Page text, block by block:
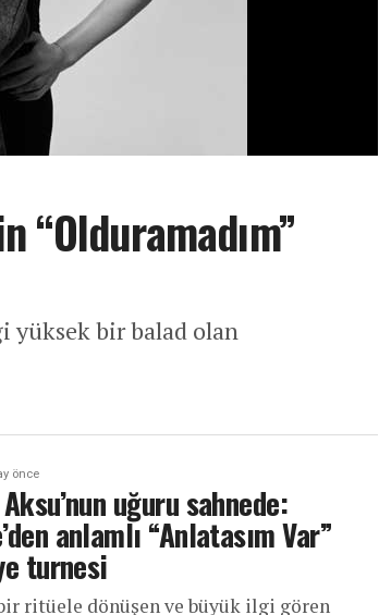
“Olduramadım”
yüksek bir balad olan
önce
uğuru sahnede:
anlamlı “Anlatasım Var”
turnesi
ritüele dönüşen ve büyük ilgi gören